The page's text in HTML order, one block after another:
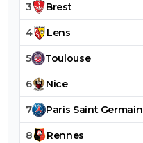
3 Brest
4 Lens
5 Toulouse
6 Nice
7 Paris Saint Germain
8 Rennes